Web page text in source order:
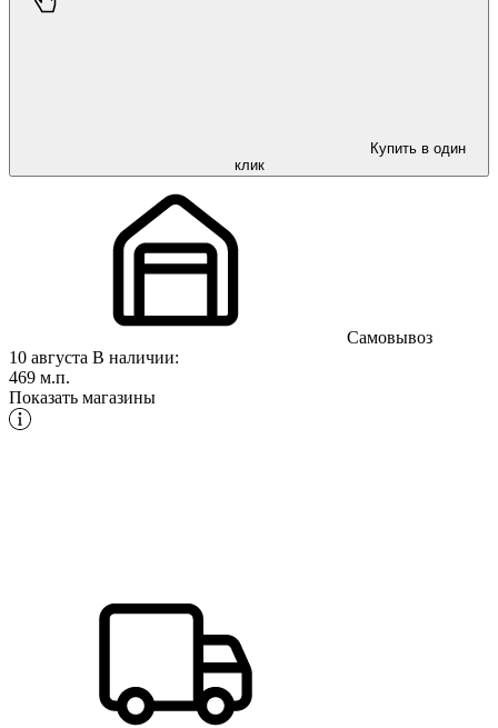
Купить в один
клик
Самовывоз
10 августа В наличии:
469 м.п.
Показать магазины